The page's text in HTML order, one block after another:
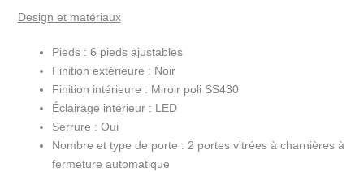
Design et matériaux
Pieds : 6 pieds ajustables
Finition extérieure : Noir
Finition intérieure : Miroir poli SS430
Éclairage intérieur : LED
Serrure : Oui
Nombre et type de porte : 2 portes vitrées à charnières à
fermeture automatique